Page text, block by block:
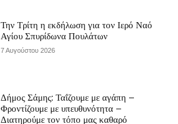
Την Τρίτη η εκδήλωση για τον Ιερό Ναό
Αγίου Σπυρίδωνα Πουλάτων
7 Αυγούστου 2026
Δήμος Σάμης: Ταΐζουμε με αγάπη –
Φροντίζουμε με υπευθυνότητα –
Διατηρούμε τον τόπο μας καθαρό